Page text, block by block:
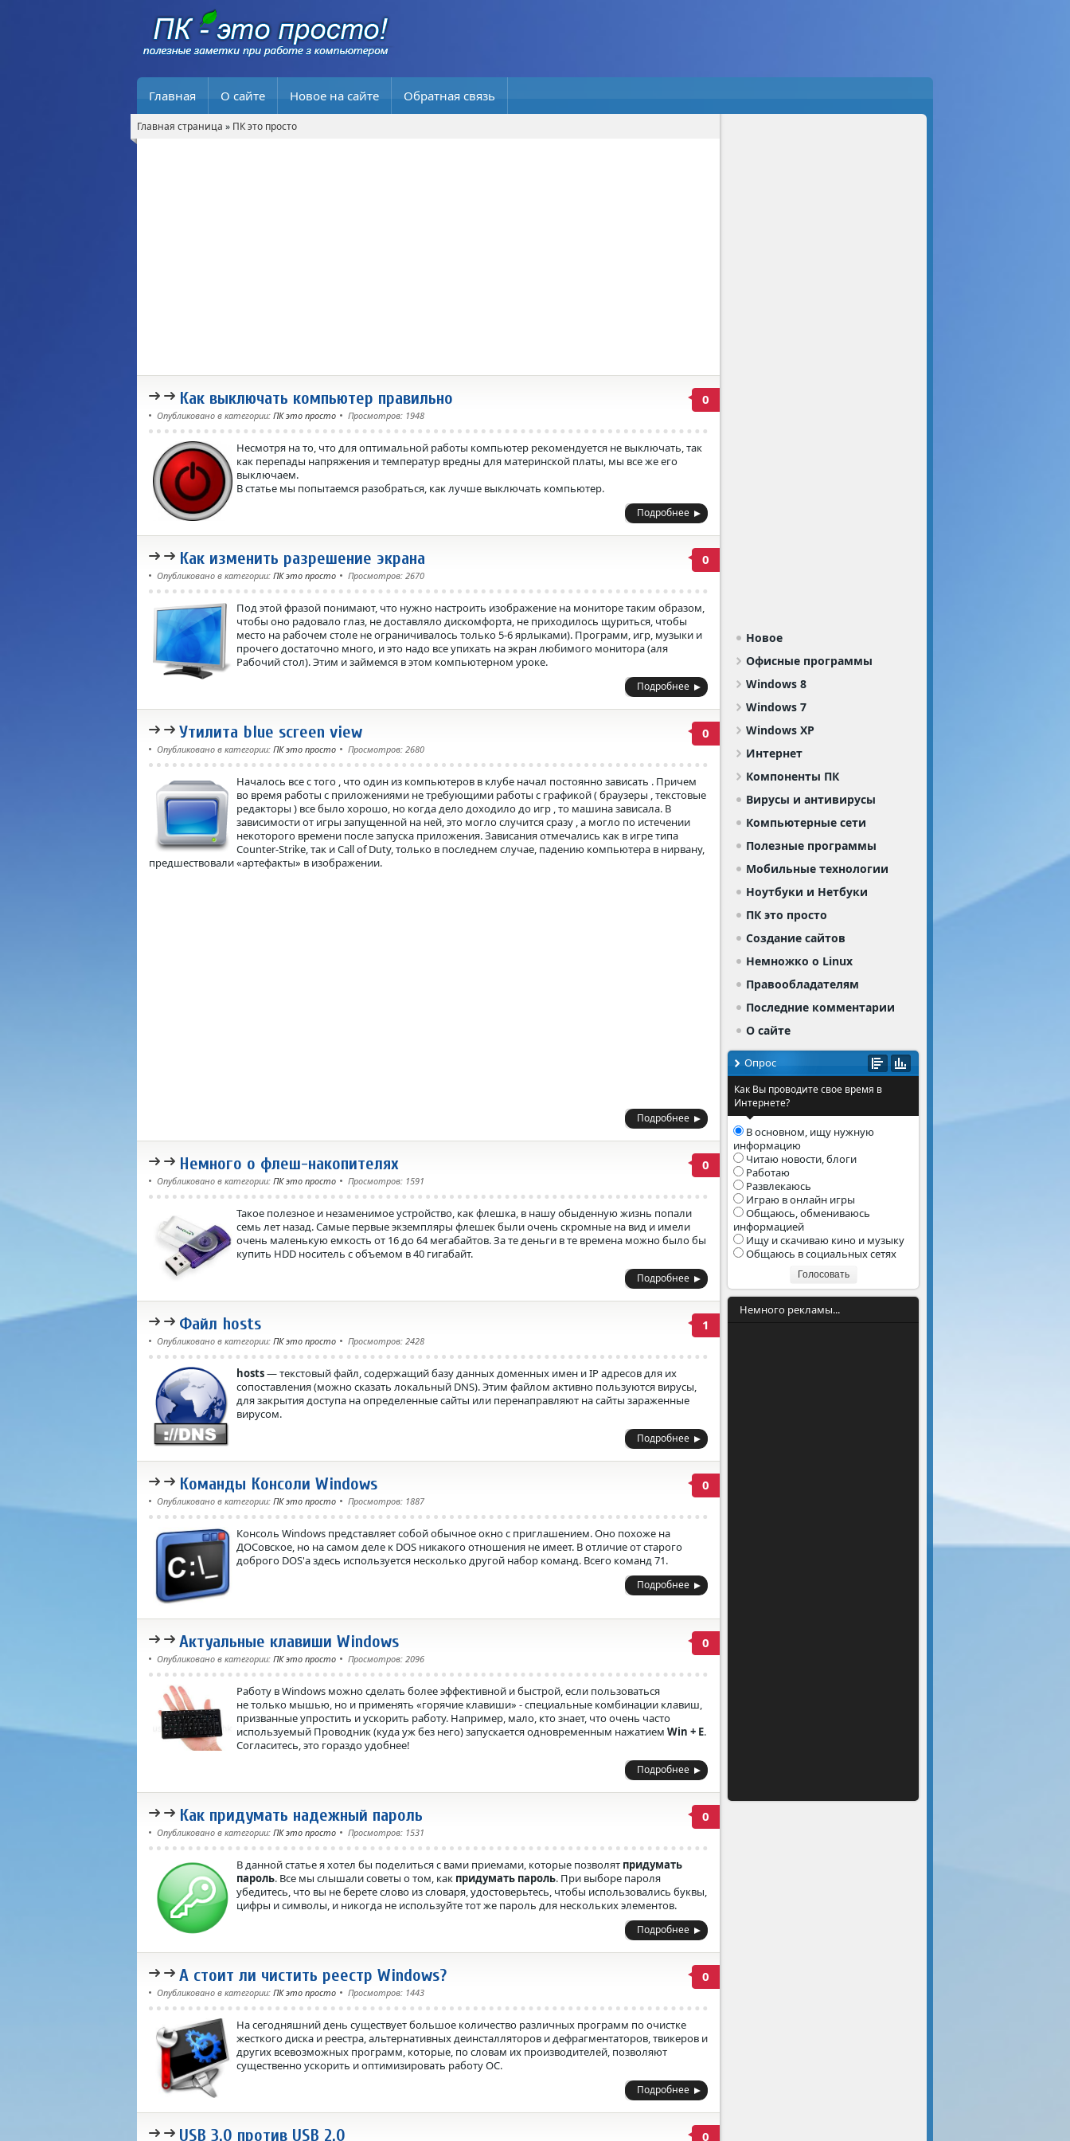
Главная О сайте Новое на сайте Обратная связь
Новое
Офисные программы
Windows 8
Windows 7
Windows XP
Интернет
Компоненты ПК
Вирусы и антивирусы
Компьютерные сети
Полезные программы
Мобильные технологии
Ноутбуки и Нетбуки
ПК это просто
Создание сайтов
Немножко о Linux
Правообладателям
Последние комментарии
О сайте
Опрос
Как Вы проводите свое время в
Интернете?
В основном, ищу нужную
информацию
Читаю новости, блоги
Работаю
Развлекаюсь
Играю в онлайн игры
Общаюсь, обмениваюсь
информацией
Ищу и скачиваю кино и музыку
Общаюсь в социальных сетях
Голосовать
Немного рекламы...
Главная страница » ПК это просто
0
Как выключать компьютер правильно
Опубликовано в категории: ПК это просто Просмотров: 1948
Несмотря на то, что для оптимальной работы компьютер рекомендуется не выключать, так
как перепады напряжения и температур вредны для материнской платы, мы все же его
выключаем.
В статье мы попытаемся разобраться, как лучше выключать компьютер.
Подробнее
0
Как изменить разрешение экрана
Опубликовано в категории: ПК это просто Просмотров: 2670
Под этой фразой понимают, что нужно настроить изображение на мониторе таким образом,
чтобы оно радовало глаз, не доставляло дискомфорта, не приходилось щуриться, чтобы
место на рабочем столе не ограничивалось только 5-6 ярлыками). Программ, игр, музыки и
прочего достаточно много, и это надо все упихать на экран любимого монитора (аля
Рабочий стол). Этим и займемся в этом компьютерном уроке.
Подробнее
0
Утилита blue screen view
Опубликовано в категории: ПК это просто Просмотров: 2680
Началось все с того , что один из компьютеров в клубе начал постоянно зависать . Причем
во время работы с приложениями не требующими работы с графикой ( браузеры , текстовые
редакторы ) все было хорошо, но когда дело доходило до игр , то машина зависала. В
зависимости от игры запущенной на ней, это могло случится сразу , а могло по истечении
некоторого времени после запуска приложения. Зависания отмечались как в игре типа
Counter-Strike, так и Call of Duty, только в последнем случае, падению компьютера в нирвану,
предшествовали «артефакты» в изображении.
Подробнее
0
Немного о флеш-накопителях
Опубликовано в категории: ПК это просто Просмотров: 1591
Такое полезное и незаменимое устройство, как флешка, в нашу обыденную жизнь попали
семь лет назад. Самые первые экземпляры флешек были очень скромные на вид и имели
очень маленькую емкость от 16 до 64 мегабайтов. За те деньги в те времена можно было бы
купить HDD носитель с объемом в 40 гигабайт.
Подробнее
1
Файл hosts
Опубликовано в категории: ПК это просто Просмотров: 2428
hosts— текстовый файл, содержащий базу данных доменных имен и IP адресов для их
сопоставления (можно сказать локальный DNS). Этим файлом активно пользуются вирусы,
для закрытия доступа на определенные сайты или перенаправляют на сайты зараженные
вирусом.
Подробнее
0
Команды Консоли Windows
Опубликовано в категории: ПК это просто Просмотров: 1887
Консоль Windows представляет собой обычное окно с приглашением. Оно похоже на
ДОСовское, но на самом деле к DOS никакого отношения не имеет. В отличие от старого
доброго DOS'а здесь используется несколько другой набор команд. Всего команд 71.
Подробнее
0
Актуальные клавиши Windows
Опубликовано в категории: ПК это просто Просмотров: 2096
Работу в Windows можно сделать более эффективной и быстрой, если пользоваться
не только мышью, но и применять «горячие клавиши» - специальные комбинации клавиш,
призванные упростить и ускорить работу. Например, мало, кто знает, что очень часто
используемый Проводник (куда уж без него) запускается одновременным нажатием Win + E.
Согласитесь, это гораздо удобнее!
Подробнее
0
Как придумать надежный пароль
Опубликовано в категории: ПК это просто Просмотров: 1531
В данной статье я хотел бы поделиться с вами приемами, которые позволят придумать
пароль. Все мы слышали советы о том, как придумать пароль. При выборе пароля
убедитесь, что вы не берете слово из словаря, удостоверьтесь, чтобы использовались буквы,
цифры и символы, и никогда не используйте тот же пароль для нескольких элементов.
Подробнее
0
А стоит ли чистить реестр Windows?
Опубликовано в категории: ПК это просто Просмотров: 1443
На сегодняшний день существует большое количество различных программ по очистке
жесткого диска и реестра, альтернативных деинсталляторов и дефрагментаторов, твикеров и
других всевозможных программ, которые, по словам их производителей, позволяют
существенно ускорить и оптимизировать работу ОС.
Подробнее
0
USB 3.0 против USB 2.0